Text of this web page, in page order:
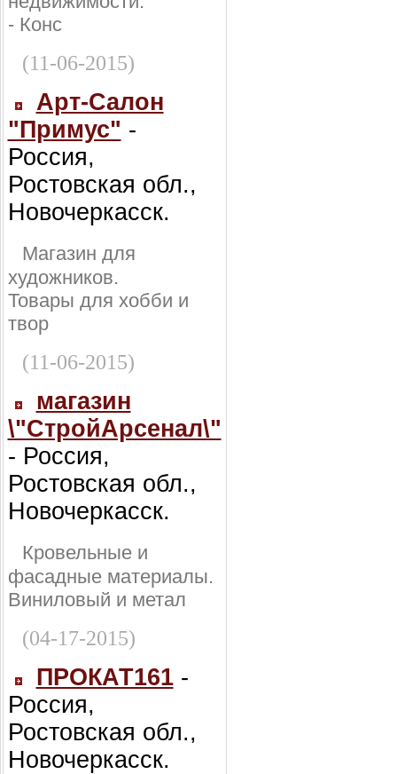
- Конс
(11-06-2015)
Арт-Салон
"Примус" -
Россия,
Ростовская обл.,
Новочеркасск.
Магазин для
художников.
Товары для хобби и
твор
(11-06-2015)
магазин
\"СтройАрсенал\"
- Россия,
Ростовская обл.,
Новочеркасск.
Кровельные и
фасадные материалы.
Виниловый и метал
(04-17-2015)
ПРОКАТ161-
Россия,
Ростовская обл.,
Новочеркасск.